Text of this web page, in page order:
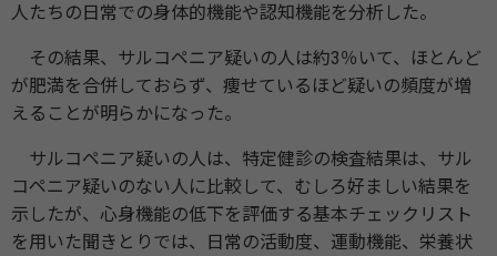
人たちの日常での身体的機能や認知機能を分析した。
その結果、サルコペニア疑いの人は約3％いて、ほとんど
が肥満を合併しておらず、痩せているほど疑いの頻度が増
えることが明らかになった。
サルコペニア疑いの人は、特定健診の検査結果は、サル
コペニア疑いのない人に比較して、むしろ好ましい結果を
示したが、心身機能の低下を評価する基本チェックリスト
を用いた聞きとりでは、日常の活動度、運動機能、栄養状